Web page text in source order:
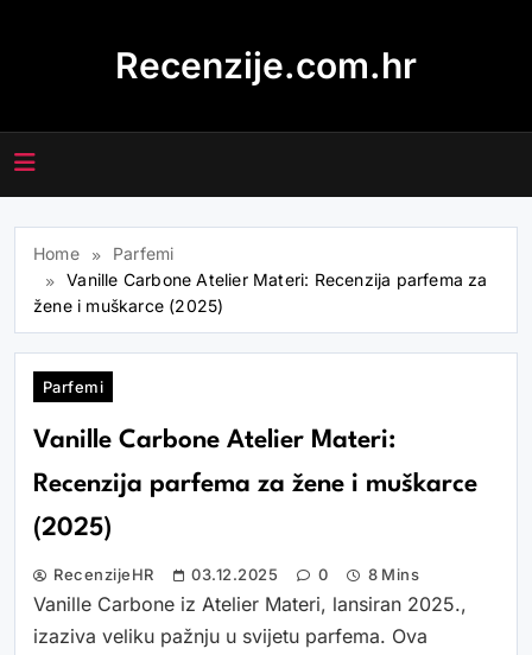
Recenzije.com.hr
Home
Parfemi
Vanille Carbone Atelier Materi: Recenzija parfema za
žene i muškarce (2025)
Parfemi
Vanille Carbone Atelier Materi:
Recenzija parfema za žene i muškarce
(2025)
RecenzijeHR 03.12.2025 0 8 Mins
Vanille Carbone iz Atelier Materi, lansiran 2025.,
izaziva veliku pažnju u svijetu parfema. Ova